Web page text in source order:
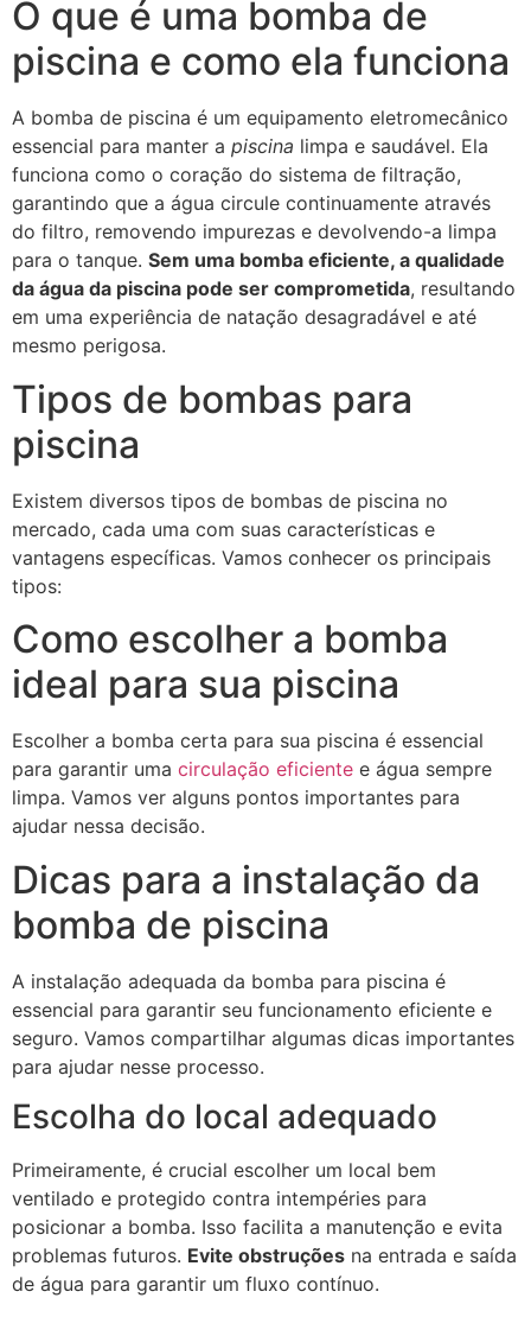
O que é uma bomba de
piscina e como ela funciona
A bomba de piscina é um equipamento eletromecânico
essencial para manter a piscina limpa e saudável. Ela
funciona como o coração do sistema de filtração,
garantindo que a água circule continuamente através
do filtro, removendo impurezas e devolvendo-a limpa
para o tanque. Sem uma bomba eficiente, a qualidade
da água da piscina pode ser comprometida, resultando
em uma experiência de natação desagradável e até
mesmo perigosa.
Tipos de bombas para
piscina
Existem diversos tipos de bombas de piscina no
mercado, cada uma com suas características e
vantagens específicas. Vamos conhecer os principais
tipos:
Como escolher a bomba
ideal para sua piscina
Escolher a bomba certa para sua piscina é essencial
para garantir uma circulação eficiente e água sempre
limpa. Vamos ver alguns pontos importantes para
ajudar nessa decisão.
Dicas para a instalação da
bomba de piscina
A instalação adequada da bomba para piscina é
essencial para garantir seu funcionamento eficiente e
seguro. Vamos compartilhar algumas dicas importantes
para ajudar nesse processo.
Escolha do local adequado
Primeiramente, é crucial escolher um local bem
ventilado e protegido contra intempéries para
posicionar a bomba. Isso facilita a manutenção e evita
problemas futuros. Evite obstruções na entrada e saída
de água para garantir um fluxo contínuo.